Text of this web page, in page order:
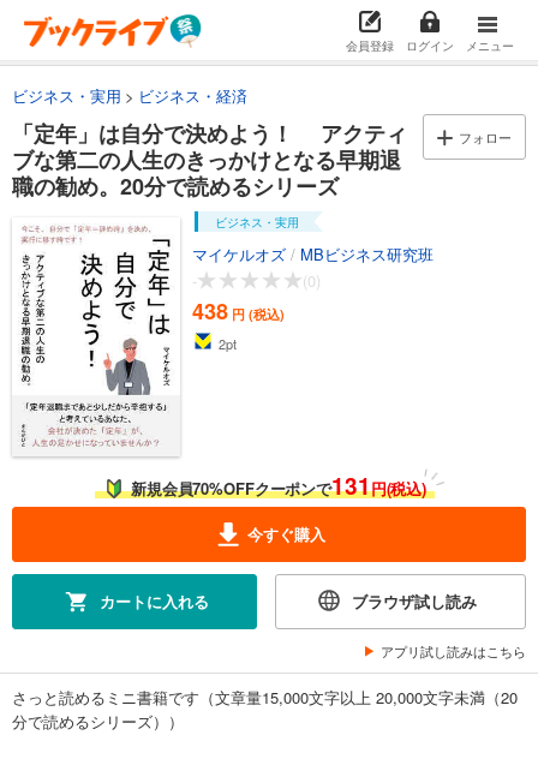
会員登録 ログイン メニュー
ビジネス・実用 ビジネス・経済
「定年」は自分で決めよう！ アクティ
ブな第二の人生のきっかけとなる早期退
職の勧め。20分で読めるシリーズ
フォロー
ビジネス・実用
マイケルオズ / MBビジネス研究班
-
(0)
438 円 (税込)
2pt
新規会員70%OFFクーポンで131円(税込)
今すぐ購入
カートに入れる ブラウザ試し読み
アプリ試し読みはこちら
さっと読めるミニ書籍です（文章量15,000文字以上 20,000文字未満（20
分で読めるシリーズ））